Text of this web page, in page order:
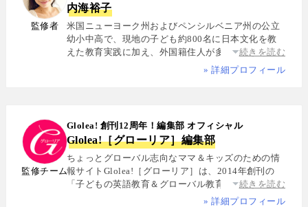
監修者
内海裕子
米国ニューヨーク州およびペンシルベニア州の公立
幼小中高で、現地の子ども約800名に日本文化を教
えた教育実践に加え、外国籍住人が多数を占める多
国籍シェアハウスで約5年間生活し、リアルな多文化
スペイン語・中国語・日本語の4言語を駆使し、世界
中の女性や母親と対話・取材を継続. 親子留学、バイ
リンガル育児、おうち英語、子どもオンライン英会
話に関する実体験に基づく信頼性の高い情報を発信
している. 著書に『子育てツイッター入門』ほか、日
経、AERA、NewsPicksなどでの寄稿・監修実績多数
続きを読む
» 詳細プロフィール
監修チーム
Glolea! 創刊12周年！編集部 オフィシャル
Glolea!［グローリア］編集部
ちょっとグローバル志向なママ＆キッズのための情
報サイトGlolea!［グローリア］は、2014年創刊の
「子どもの英語教育＆グローバル教育」に特化した
専門メディア. 英語にはじめて触れるお子様から帰国
続きを読む
» 詳細プロフィール